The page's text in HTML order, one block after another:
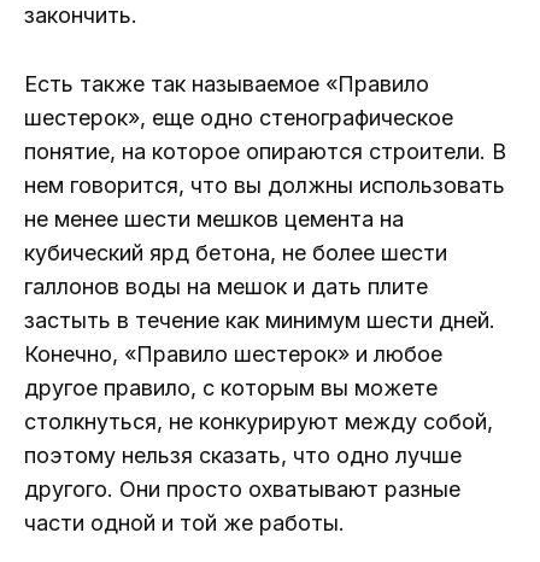
закончить.
Есть также так называемое «Правило
шестерок», еще одно стенографическое
понятие, на которое опираются строители. В
нем говорится, что вы должны использовать
не менее шести мешков цемента на
кубический ярд бетона, не более шести
галлонов воды на мешок и дать плите
застыть в течение как минимум шести дней.
Конечно, «Правило шестерок» и любое
другое правило, с которым вы можете
столкнуться, не конкурируют между собой,
поэтому нельзя сказать, что одно лучше
другого. Они просто охватывают разные
части одной и той же работы.